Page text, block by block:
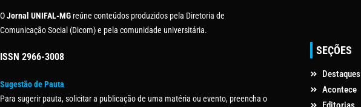
OJornal UNIFAL-MG reúne conteúdos produzidos pela Diretoria de
Comunicação Social (Dicom) e pela comunidade universitária.
ISSN 2966-3008
Sugestão de Pauta
Para sugerir pauta, solicitar a publicação de uma matéria ou evento, preencha o
SEÇÕES
Destaques
Acontece